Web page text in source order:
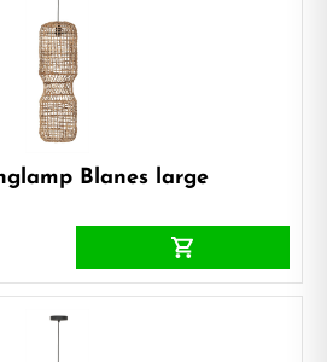
Blanes large